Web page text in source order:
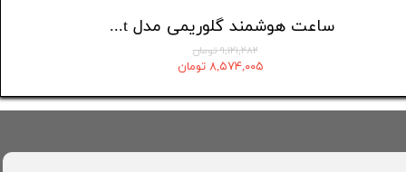
ساعت هوشمند گلوریمی مدل Artist
۹,۱۲۱,۲۸۲ تومان
۸,۵۷۴,۰۰۵ تومان